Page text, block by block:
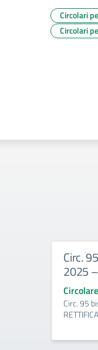
Circolari
Circolari
Circ.
2025
Circ. 95
RETTIFICA